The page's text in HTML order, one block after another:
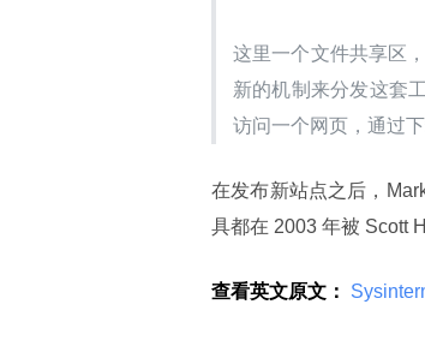
这里一个文件共享区
新的机制来分发这套
访问一个网页，通过
在发布新站点之后，
具都在 2003 年被 Scott
查看英文原文：